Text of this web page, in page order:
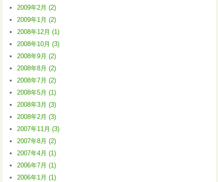
2009年2月 (2)
2009年1月 (2)
2008年12月 (1)
2008年10月 (3)
2008年9月 (2)
2008年8月 (2)
2008年7月 (2)
2008年5月 (1)
2008年3月 (3)
2008年2月 (3)
2007年11月 (3)
2007年8月 (2)
2007年4月 (1)
2006年7月 (1)
2006年1月 (1)